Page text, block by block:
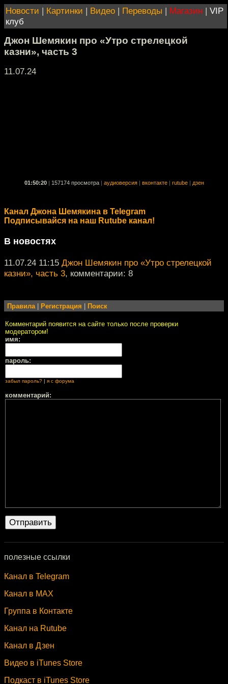
Новости | Картинки | Видео | Переводы | Магазин | VIP
клуб
Джон Шемякин про «Утро стрелецкой
казни», часть 3
11.07.24
01:50:20 157174 просмотра аудиоверсия вконтакте rutube дзен
Канал Джона Шемякина в Telegram
Подписывайся на наш Rutube канал!
В новостях
11.07.24 11:15 Джон Шемякин про «Утро стрелецкой
казни», часть 3, комментарии: 8
Правила| Регистрация Поиск
Комментарий появится на сайте только после проверки
модератором!
имя:
пароль:
забыл пароль? я с форума
комментарий:
полезные ссылки
Канал в Telegram
Канал в MAX
Группа в Контакте
Канал на Rutube
Канал в Дзен
Видео в iTunes Store
Подкаст в iTunes Store